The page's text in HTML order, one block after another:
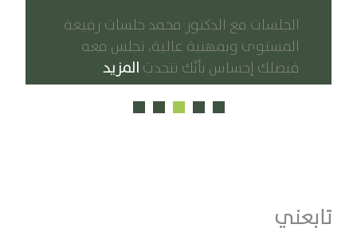
الجلسات مع الدكتور محمد جلسات رفيعة
المستوى وبمهنية عالية، تجلس معه
فيصلك إحساس بأنَّك تتحدث المزيد
تابعني